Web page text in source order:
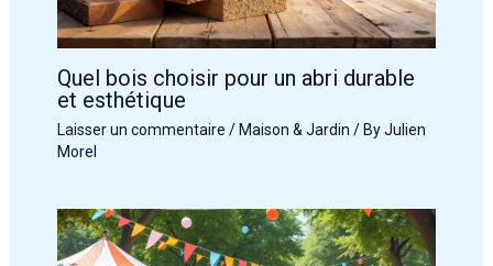
Quel bois choisir pour un abri durable
et esthétique
Laisser un commentaire / Maison & Jardin / ByJulien
Morel